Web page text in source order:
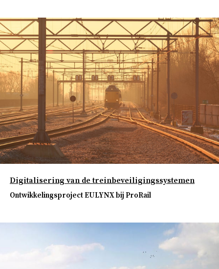
Digitalisering van de treinbeveiligingssystemen
Ontwikkelingsproject EULYNX bij ProRail